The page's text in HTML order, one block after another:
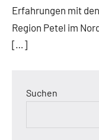
Erfahrungen mit
Region Petel im
[…]
Suchen